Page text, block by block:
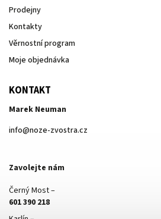
Prodejny
Kontakty
Věrnostní program
Moje objednávka
KONTAKT
Marek Neuman
info@noze-zvostra.cz
Zavolejte nám
Černý Most –
601 390 218